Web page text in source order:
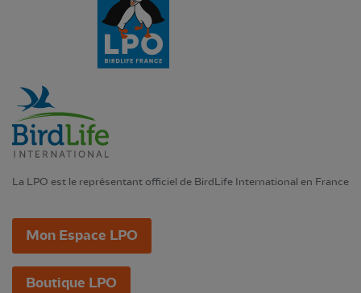
La LPO est le représentant officiel de BirdLife International en France
Mon Espace LPO
Boutique LPO